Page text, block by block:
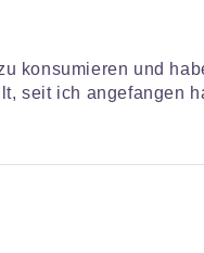
konsumieren und
seit ich angefangen